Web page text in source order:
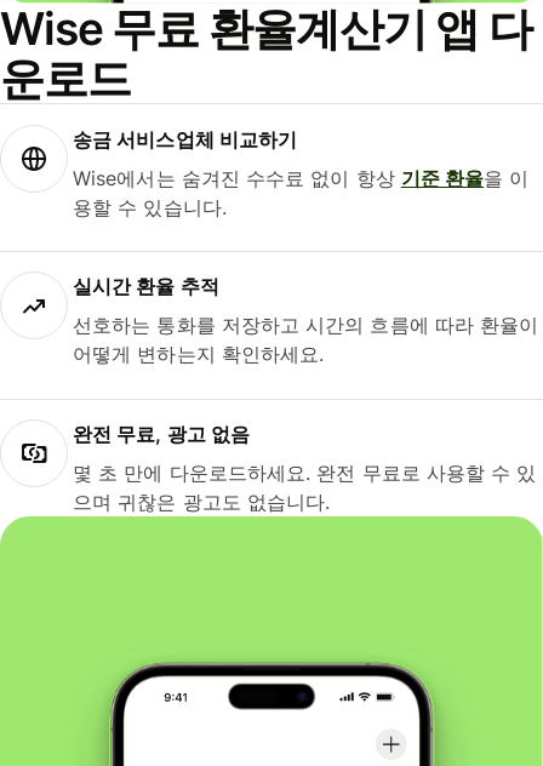
Wise 무료 환율계산기 앱 다
운로드
송금 서비스업체 비교하기
Wise에서는 숨겨진 수수료 없이 항상 기준 환율을 이
용할 수 있습니다.
실시간 환율 추적
선호하는 통화를 저장하고 시간의 흐름에 따라 환율이
어떻게 변하는지 확인하세요.
완전 무료, 광고 없음
몇 초 만에 다운로드하세요. 완전 무료로 사용할 수 있
으며 귀찮은 광고도 없습니다.